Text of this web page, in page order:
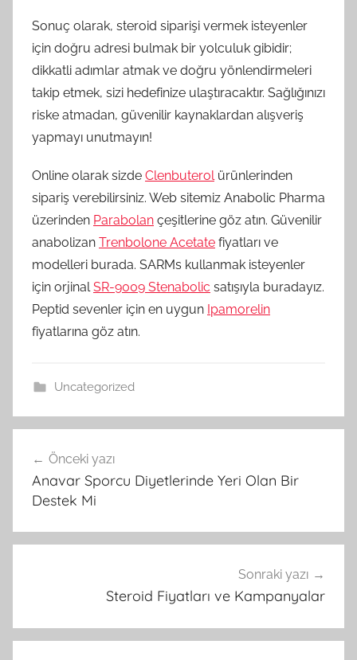
Sonuç olarak, steroid siparişi vermek isteyenler
için doğru adresi bulmak bir yolculuk gibidir;
dikkatli adımlar atmak ve doğru yönlendirmeleri
takip etmek, sizi hedefinize ulaştıracaktır. Sağlığınızı
riske atmadan, güvenilir kaynaklardan alışveriş
yapmayı unutmayın!
Online olarak sizde Clenbuterol ürünlerinden
sipariş verebilirsiniz. Web sitemiz Anabolic Pharma
üzerinden Parabolan çeşitlerine göz atın. Güvenilir
anabolizan Trenbolone Acetate fiyatları ve
modelleri burada. SARMs kullanmak isteyenler
için orjinal SR-9009 Stenabolic satışıyla buradayız.
Peptid sevenler için en uygun Ipamorelin
fiyatlarına göz atın.
Uncategorized
gezinmesi
Önceki yazı
Anavar Sporcu Diyetlerinde Yeri Olan Bir
Destek Mi
Sonraki yazı
Steroid Fiyatları ve Kampanyalar